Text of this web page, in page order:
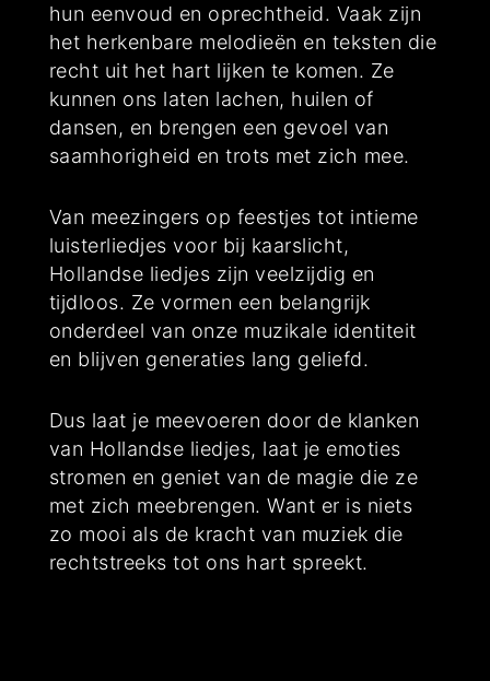
hun eenvoud en oprechtheid. Vaak zijn
het herkenbare melodieën en teksten die
recht uit het hart lijken te komen. Ze
kunnen ons laten lachen, huilen of
dansen, en brengen een gevoel van
saamhorigheid en trots met zich mee.
Van meezingers op feestjes tot intieme
luisterliedjes voor bij kaarslicht,
Hollandse liedjes zijn veelzijdig en
tijdloos. Ze vormen een belangrijk
onderdeel van onze muzikale identiteit
en blijven generaties lang geliefd.
Dus laat je meevoeren door de klanken
van Hollandse liedjes, laat je emoties
stromen en geniet van de magie die ze
met zich meebrengen. Want er is niets
zo mooi als de kracht van muziek die
rechtstreeks tot ons hart spreekt.